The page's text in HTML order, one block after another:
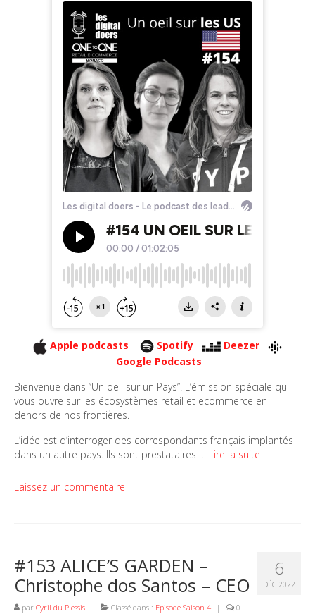
Apple podcasts Spotify
Deezer
Google Podcasts
Bienvenue dans “Un oeil sur un Pays”. L’émission spéciale qui
vous ouvre sur les écosystèmes retail et ecommerce en
dehors de nos frontières.
L’idée est d’interroger des correspondants français implantés
dans un autre pays. Ils sont prestataires … Lire la suite
Laissez un commentaire
6
DÉC 2022
#153 ALICE’S GARDEN –
Christophe dos Santos – CEO
par Cyril du Plessis | Classé dans : Episode Saison 4 | 0